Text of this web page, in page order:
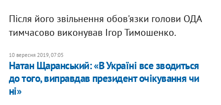
Після його звільнення обов'язки голови ОДА
тимчасово виконував Ігор Тимошенко.
10 вересня 2019, 07:05
Натан Щаранський: «В Україні все зводиться
до того, виправдав президент очікування чи
ні»